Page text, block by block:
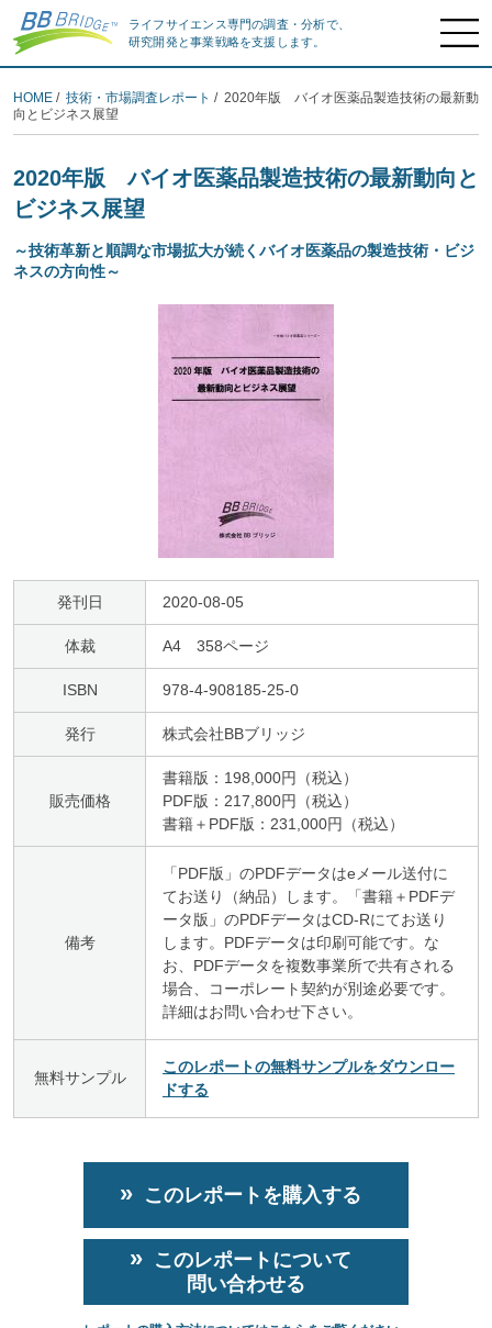
ライフサイエンス専門の調査・分析で、
研究開発と事業戦略を支援します。
HOME / 技術・市場調査レポート / 2020年版 バイオ医薬品製造技術の最新動
向とビジネス展望
2020年版 バイオ医薬品製造技術の最新動向と
ビジネス展望
～技術革新と順調な市場拡大が続くバイオ医薬品の製造技術・ビジ
ネスの方向性～
発刊日 2020-08-05
体裁 A4 358ページ
ISBN 978-4-908185-25-0
発行 株式会社BBブリッジ
販売価格
書籍版：198,000円（税込）
PDF版：217,800円（税込）
書籍＋PDF版：231,000円（税込）
備考
「PDF版」のPDFデータはeメール送付に
てお送り（納品）します。「書籍＋PDFデ
ータ版」のPDFデータはCD-Rにてお送り
します。PDFデータは印刷可能です。な
お、PDFデータを複数事業所で共有される
場合、コーポレート契約が別途必要です。
詳細はお問い合わせ下さい。
無料サンプル
このレポートの無料サンプルをダウンロー
ドする
このレポートを購入する
このレポートについて
問い合わせる